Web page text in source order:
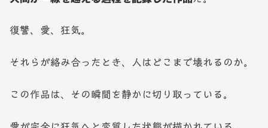
復讐、愛、狂気。
それらが絡み合ったとき、人はどこまで壊れるのか。
この作品は、その瞬間を静かに切り取っている。